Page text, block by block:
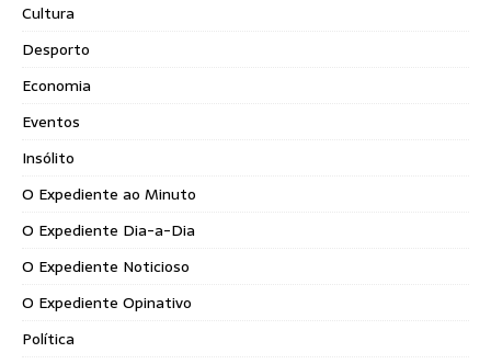
Cultura
Desporto
Economia
Eventos
Insólito
O Expediente ao Minuto
O Expediente Dia-a-Dia
O Expediente Noticioso
O Expediente Opinativo
Política